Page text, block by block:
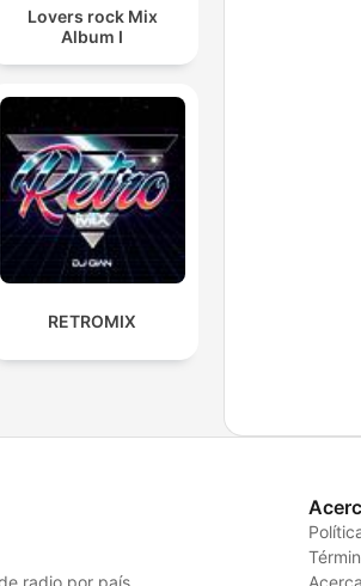
Lovers rock Mix
Album I
RETROMIX
radio por país